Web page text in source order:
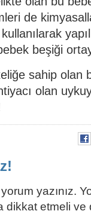
de
beşiği
sahip olan
olan
yazınız.
dikkat etmeli